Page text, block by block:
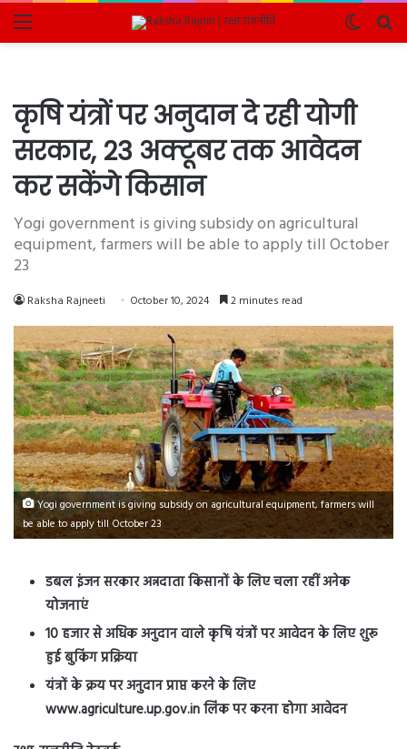
Menu
Switch
skin
कृषि यंत्रों पर अनुदान दे रही योगी
सरकार, 23 अक्टूबर तक आवेदन
कर सकेंगे किसान
Yogi government is giving subsidy on agricultural
equipment, farmers will be able to apply till October
23
Raksha Rajneeti October 10, 2024 2 minutes read
Yogi government is giving subsidy on agricultural equipment, farmers will
be able to apply till October 23
डबल इंजन सरकार अन्नदाता किसानों के लिए चला रहीं अनेक
योजनाएं
10 हजार से अधिक अनुदान वाले कृषि यंत्रों पर आवेदन के लिए शुरू
हुई बुकिंग प्रक्रिया
यंत्रों के क्रय पर अनुदान प्राप्त करने के लिए
www.agriculture.up.gov.in लिंक पर करना होगा आवेदन